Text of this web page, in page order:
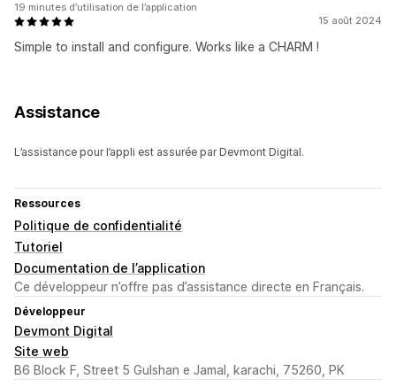
15 août 2024
Simple to install and configure. Works like a CHARM !
19 minutes d’utilisation de l’application
Assistance
L’assistance pour l’appli est assurée par Devmont Digital.
Ressources
Politique de confidentialité
Tutoriel
Documentation de l’application
Ce développeur n’offre pas d’assistance directe en Français.
Développeur
Devmont Digital
Site web
B6 Block F, Street 5 Gulshan e Jamal, karachi, 75260, PK